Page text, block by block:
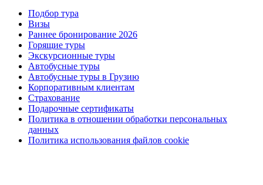
Подбор тура
Визы
Раннее бронирование 2026
Горящие туры
Экскурсионные туры
Автобусные туры
Автобусные туры в Грузию
Корпоративным клиентам
Страхование
Подарочные сертификаты
Политика в отношении обработки персональных
данных
Политика использования файлов cookie